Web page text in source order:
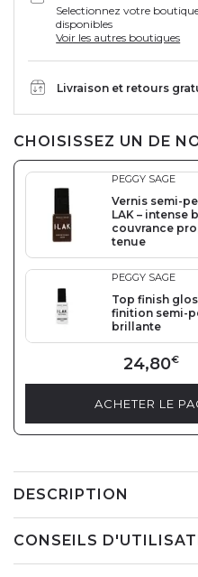
Selectionnez votre
disponibles
Voir les autres boutiques
Livraison et retours
CHOISISSEZ UN DE
PEGGY SAGE
Vernis semi-
LAK – intense
couvrance
tenue
PEGGY SAGE
Top finish
finition semi-
brillante
24,80€
ACHETER LE
DESCRIPTION
CONSEILS